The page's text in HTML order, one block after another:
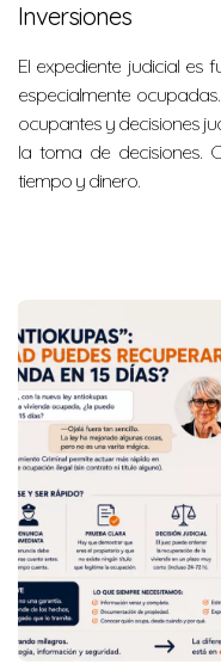
Inversiones
El expediente judicial es
especialmente
ocupantes y decisiones
la toma de decisiones.
tiempo y dinero.